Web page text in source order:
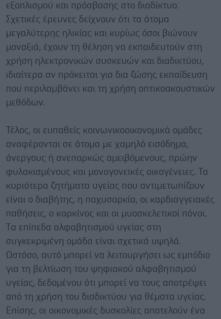
εξοπλισμού και πρόσβασης στο διαδίκτυο.
Σχετικές έρευνες δείχνουν ότι τα άτομα
μεγαλύτερης ηλικίας και κυρίως όσοι βιώνουν
μοναξιά, έχουν τη θέληση να εκπαιδευτούν στη
χρήση ηλεκτρονικών συσκευών και διαδικτύου,
ιδιαίτερα αν πρόκειται για δια ζώσης εκπαίδευση
που περιλαμβάνει και τη χρήση οπτικοακουστικών
μεθόδων.
Τέλος, οι ευπαθείς κοινωνικοοικονομικά ομάδες
αναφέρονται σε άτομα με χαμηλό εισόδημα,
άνεργους ή ανεπαρκώς αμειβόμενους, πρώην
φυλακισμένους και μονογονεϊκές οικογένειες. Τα
κυριότερα ζητήματα υγείας που αντιμετωπίζουν
είναι ο διαβήτης, η παχυσαρκία, οι καρδιαγγειακές
παθήσεις, ο καρκίνος και οι μυοσκελετικοί πόνοι.
Tα επίπεδα αλφαβητισμού υγείας στη
συγκεκριμένη ομάδα είναι σχετικά υψηλά.
Ωστόσο, αυτό μπορεί να λειτουργήσει ως εμπόδιο
για τη βελτίωση του ψηφιακού αλφαβητισμού
υγείας, δεδομένου ότι μπορεί να τους αποτρέψει
από τη χρήση του διαδικτύου για θέματα υγείας.
Επίσης, οι οικονομικές δυσκολίες αποτελούν ένα